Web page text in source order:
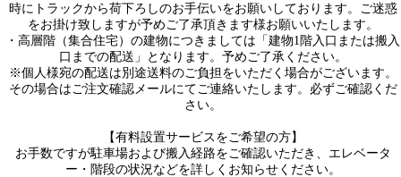
時にトラックから荷下ろしのお手伝いをお願いしております。ご迷惑
をお掛け致しますが予めご了承頂きます様お願いいたします。
・高層階（集合住宅）の建物につきましては「建物1階入口または搬入
口までの配送」となります。予めご了承ください。
※個人様宛の配送は別途送料のご負担をいただく場合がございます。
その場合はご注文確認メールにてご連絡いたします。必ずご確認くだ
さい。
【有料設置サービスをご希望の方】
お手数ですが駐車場および搬入経路をご確認いただき、エレベータ
ー・階段の状況などを詳しくお知らせください。